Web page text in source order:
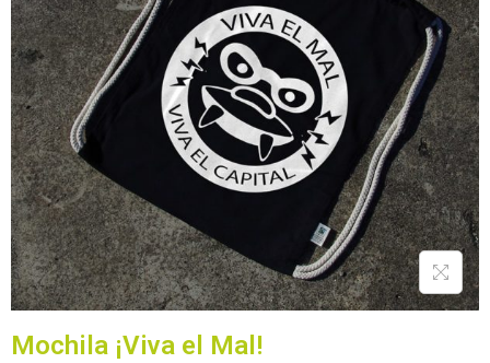
Mochila ¡Viva el Mal!